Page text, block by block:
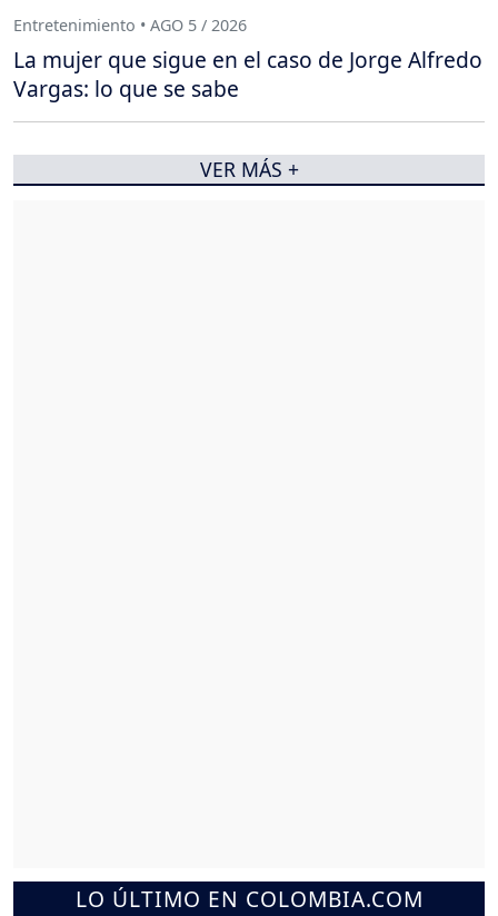
LO ÚLTIMO EN COLOMBIA.COM
Entretenimiento • AGO 5 / 2026
La mujer que sigue en el caso de Jorge Alfredo
Vargas: lo que se sabe
VER MÁS +